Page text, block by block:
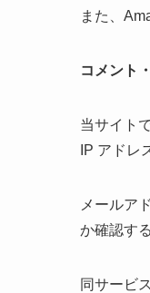
また、
コメント
当サイト
IP アドレ
メールア
か確認す
同サービ